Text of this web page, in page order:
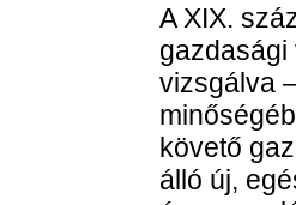
A XIX.
vizsgálva
követő
álló új,